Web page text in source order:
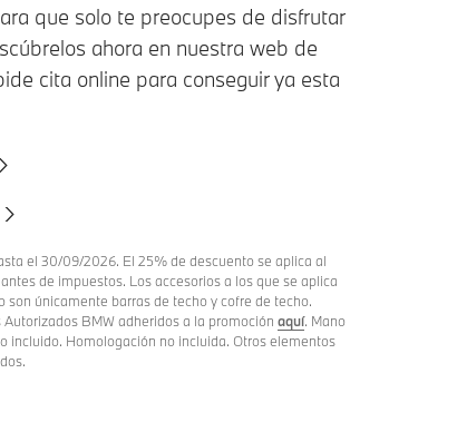
que solo te preocupes de disfrutar
ahora en nuestra web de
cita online para conseguir ya esta
el 30/09/2026. El 25% de descuento se aplica al
de impuestos. Los accesorios a los que se aplica
son únicamente barras de techo y cofre de techo.
Autorizados BMW adheridos a la promoción aquí. Mano
incluido. Homologación no incluida. Otros elementos